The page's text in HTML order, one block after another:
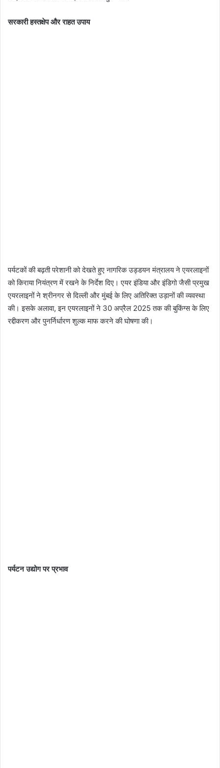
सरकारी हस्तक्षेप और राहत उपाय
पर्यटकों की बढ़ती परेशानी को देखते हुए नागरिक उड्डयन मंत्रालय ने एयरलाइनों
को किराया नियंत्रण में रखने के निर्देश दिए। एयर इंडिया और इंडिगो जैसी प्रमुख
एयरलाइनों ने श्रीनगर से दिल्ली और मुंबई के लिए अतिरिक्त उड़ानों की व्यवस्था
की। इसके अलावा, इन एयरलाइनों ने 30 अप्रैल 2025 तक की बुकिंग्स के लिए
रद्दीकरण और पुनर्निर्धारण शुल्क माफ करने की घोषणा की।
पर्यटन उद्योग पर प्रभाव